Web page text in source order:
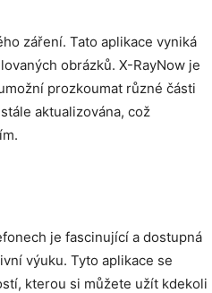
záření. Tato aplikace vyniká
obrázků. X-RayNow je
prozkoumat různé části
aktualizována, což
je fascinující a dostupná
výuku. Tyto aplikace se
kterou si můžete užít kdekoli